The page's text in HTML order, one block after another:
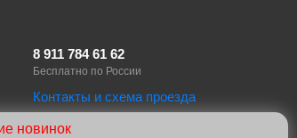
8 911 784 61 62
Бесплатно по России
Контакты и схема проезда
новинок